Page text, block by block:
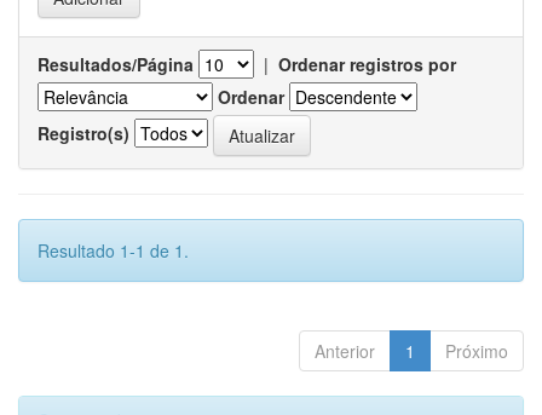
Resultados/Página | Ordenar registros por
Ordenar
Registro(s)
Resultado 1-1 de 1.
Anterior 1 Próximo